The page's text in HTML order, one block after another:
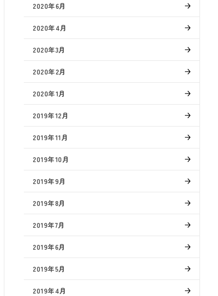
2020年6月
2020年4月
2020年3月
2020年2月
2020年1月
2019年12月
2019年11月
2019年10月
2019年9月
2019年8月
2019年7月
2019年6月
2019年5月
2019年4月